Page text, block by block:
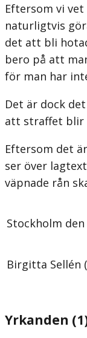
Eftersom vi
naturligtvis
det att bli
bero på att
för man har
Det är dock
att straffet blir
Eftersom det
ser över
väpnade rån
Stockholm
Birgitta Sellén
Yrkanden